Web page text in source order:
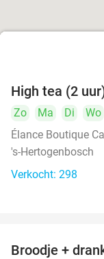
High tea (2
Zo Ma Di Wo
Élance Boutique
's-Hertogenbosch
Verkocht: 298
Broodje +